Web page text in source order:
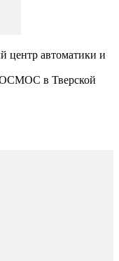
центр автоматики и
в Тверской